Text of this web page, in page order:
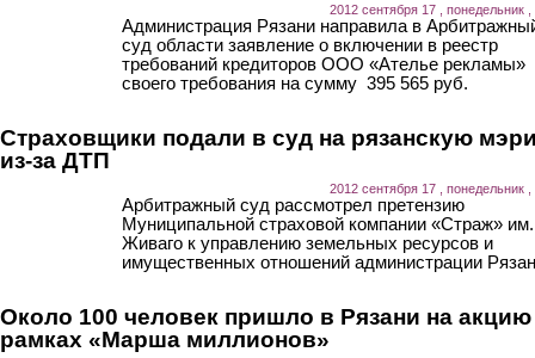
2012 сентября 17 , понедельник ,
Администрация Рязани направила в
суд области заявление о включении в реестр
требований кредиторов ООО «Ателье рекламы»
своего требования на сумму 395 565 руб.
Страховщики подали в суд на рязанскую
из-за ДТП
2012 сентября 17 , понедельник ,
Арбитражный суд рассмотрел претензию
Муниципальной страховой компании «Страж»
Живаго к управлению земельных ресурсов и
имущественных отношений администрации
Около 100 человек пришло в Рязани на
рамках «Марша миллионов»